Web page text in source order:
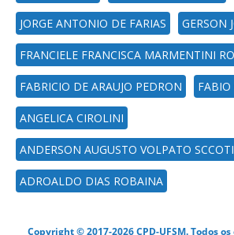
JORGE ANTONIO DE FARIAS GERSON
FRANCIELE FRANCISCA MARMENTINI
FABRICIO DE ARAUJO PEDRON FABIO
ANGELICA CIROLINI
ANDERSON AUGUSTO VOLPATO SCCOTI
ADROALDO DIAS ROBAINA
Copyright © 2017-2026 CPD-UFSM. Todos